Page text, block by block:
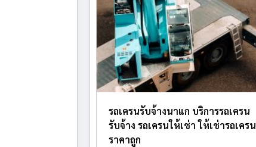
รถเครนรับจ้างนาแก บริการรถเครน
รับจ้าง รถเครนให้เช่า ให้เช่ารถเครน
ราคาถูก